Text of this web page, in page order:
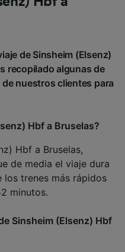
de Sinsheim (Elsenz)
recopilado algunas de
nuestros clientes para
Hbf a Bruselas?
Hbf a Bruselas,
de media el viaje dura
los trenes más rápidos
minutos.
Sinsheim (Elsenz) Hbf